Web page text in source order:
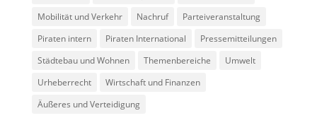
Mobilität und Verkehr
Nachruf
Parteiveranstaltung
Piraten intern
Piraten International
Pressemitteilungen
Städtebau und Wohnen
Themenbereiche
Umwelt
Urheberrecht
Wirtschaft und Finanzen
Äußeres und Verteidigung